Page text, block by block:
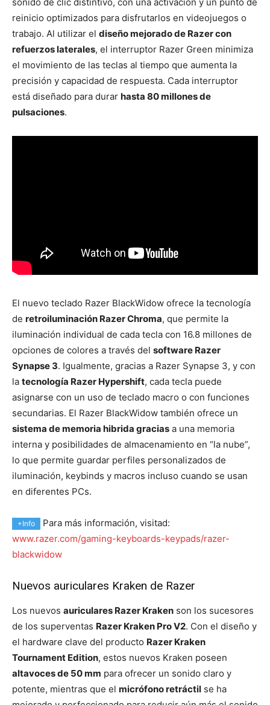
reinicio optimizados para disfrutarlos en videojuegos o
trabajo. Al utilizar el diseño mejorado de Razer con
refuerzos laterales, el interruptor Razer Green minimiza
el movimiento de las teclas al tiempo que aumenta la
precisión y capacidad de respuesta. Cada interruptor
está diseñado para durar hasta 80 millones de
pulsaciones.
El nuevo teclado Razer BlackWidow ofrece la tecnología
de retroiluminación Razer Chroma, que permite la
iluminación individual de cada tecla con 16.8 millones de
opciones de colores a través del software Razer
Synapse 3. Igualmente, gracias a Razer Synapse 3, y con
la tecnología Razer Hypershift, cada tecla puede
asignarse con un uso de teclado macro o con funciones
secundarias. El Razer BlackWidow también ofrece un
sistema de memoria hibrida gracias a una memoria
interna y posibilidades de almacenamiento en “la nube”,
lo que permite guardar perfiles personalizados de
iluminación, keybinds y macros incluso cuando se usan
en diferentes PCs.
+Info
Para más información, visitad:
www.razer.com/gaming-keyboards-keypads/razer-
blackwidow
Nuevos auriculares Kraken de Razer
Los nuevos auriculares Razer Kraken son los sucesores
de los superventas Razer Kraken Pro V2. Con el diseño y
el hardware clave del producto Razer Kraken
Tournament Edition, estos nuevos Kraken poseen
altavoces de 50 mm para ofrecer un sonido claro y
potente, mientras que el micrófono retráctil se ha